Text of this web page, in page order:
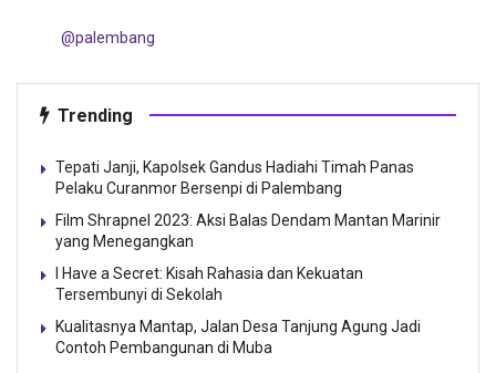
@palembang
Trending
Tepati Janji, Kapolsek Gandus Hadiahi Timah Panas
Pelaku Curanmor Bersenpi di Palembang
Film Shrapnel 2023: Aksi Balas Dendam Mantan Marinir
yang Menegangkan
I Have a Secret: Kisah Rahasia dan Kekuatan
Tersembunyi di Sekolah
Kualitasnya Mantap, Jalan Desa Tanjung Agung Jadi
Contoh Pembangunan di Muba